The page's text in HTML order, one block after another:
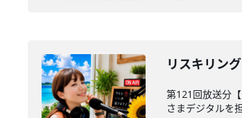
リスキリン
第121回放送分
さまデジタルを